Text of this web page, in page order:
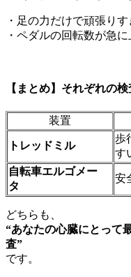
・足の力だけで頑張り
・ペダルの回転数が急
【まとめ】それぞれの
装置
トレッドミル
歩
す
自転車エルゴメー
タ
安
どちらも、
“あなたの心臓にとって
査”
です。